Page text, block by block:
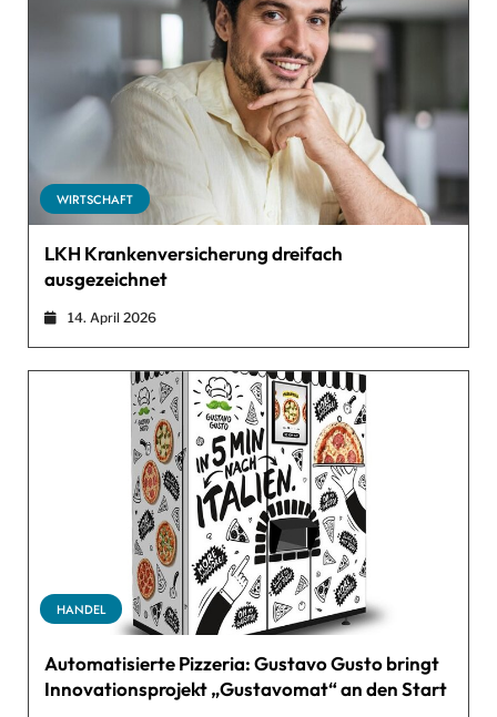
WIRTSCHAFT
LKH Krankenversicherung dreifach
ausgezeichnet
14. April 2026
HANDEL
Automatisierte Pizzeria: Gustavo Gusto bringt
Innovationsprojekt „Gustavomat“ an den Start